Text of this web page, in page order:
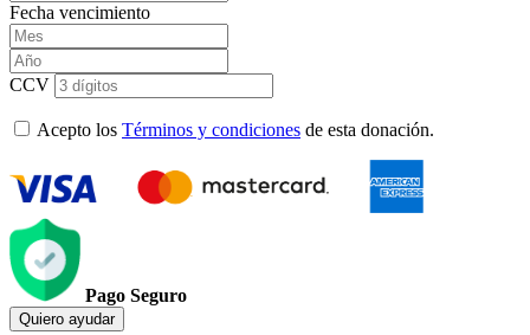
Fecha vencimiento
CCV
Acepto los Términos y condiciones de esta donación.
Pago Seguro
Quiero ayudar